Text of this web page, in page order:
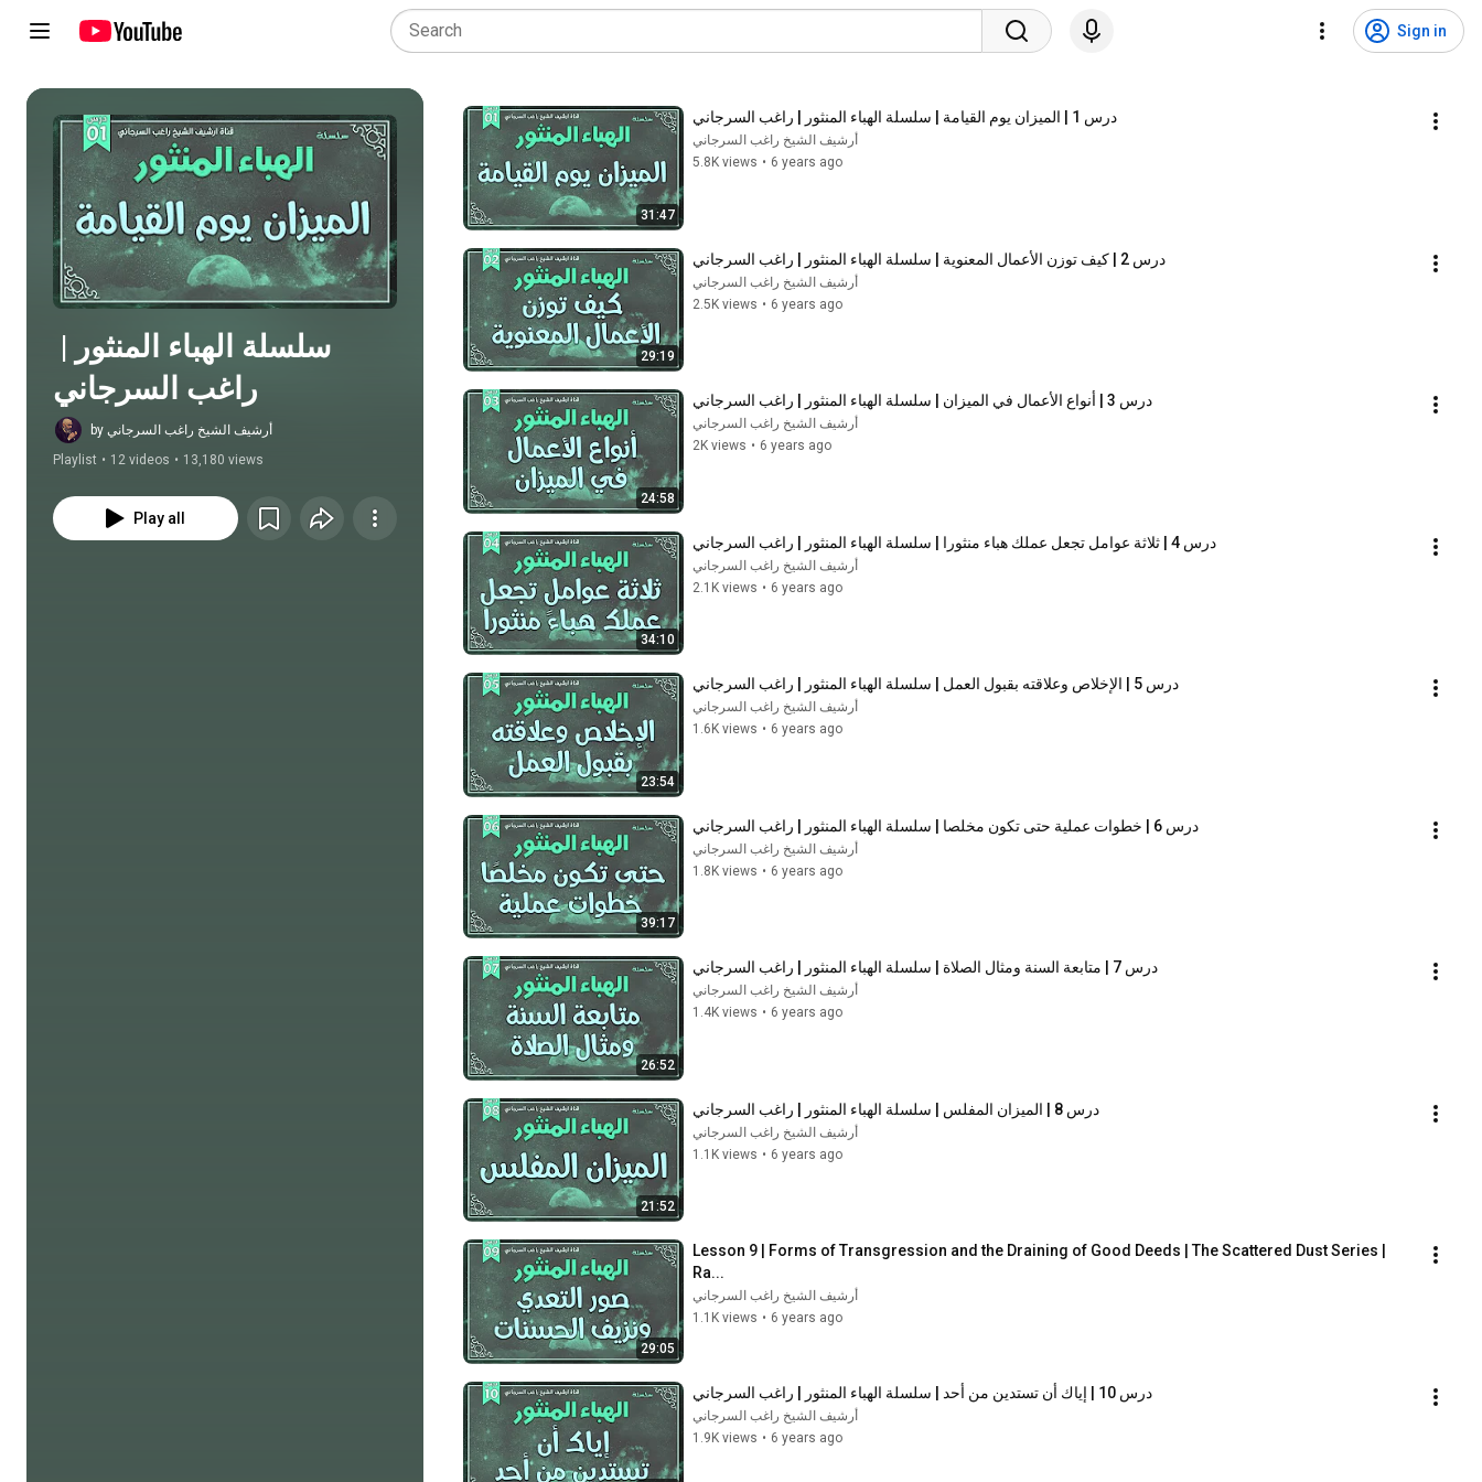
Sign in
Play all
راغب السرجاني
by أرشيف الشيخ راغب السرجاني
Playlist • 12 videos • 13,180 views
Play all
31:47
درس 1 | الميزان يوم القيامة | سلسلة الهباء المنثور | راغب السرجاني
أرشيف الشيخ راغب السرجاني
5.8K views • 6 years ago
29:19
درس 2 | كيف توزن الأعمال المعنوية | سلسلة الهباء المنثور | راغب السرجاني
أرشيف الشيخ راغب السرجاني
2.5K views • 6 years ago
24:58
درس 3 | أنواع الأعمال في الميزان | سلسلة الهباء المنثور | راغب السرجاني
أرشيف الشيخ راغب السرجاني
2K views • 6 years ago
34:10
درس 4 | ثلاثة عوامل تجعل عملك هباء منثورا | سلسلة الهباء المنثور | راغب السرجاني
أرشيف الشيخ راغب السرجاني
2.1K views • 6 years ago
23:54
درس 5 | الإخلاص وعلاقته بقبول العمل | سلسلة الهباء المنثور | راغب السرجاني
أرشيف الشيخ راغب السرجاني
1.6K views • 6 years ago
39:17
درس 6 | خطوات عملية حتى تكون مخلصا | سلسلة الهباء المنثور | راغب السرجاني
أرشيف الشيخ راغب السرجاني
1.8K views • 6 years ago
26:52
درس 7 | متابعة السنة ومثال الصلاة | سلسلة الهباء المنثور | راغب السرجاني
أرشيف الشيخ راغب السرجاني
1.4K views • 6 years ago
21:52
درس 8 | الميزان المفلس | سلسلة الهباء المنثور | راغب السرجاني
أرشيف الشيخ راغب السرجاني
1.1K views • 6 years ago
29:05
Lesson 9 | Forms of Transgression and the Draining of Good Deeds | The Scattered Dust Series |
Ra...
أرشيف الشيخ راغب السرجاني
1.1K views • 6 years ago
درس 10 | إياك أن تستدين من أحد | سلسلة الهباء المنثور | راغب السرجاني
أرشيف الشيخ راغب السرجاني
1.9K views • 6 years ago